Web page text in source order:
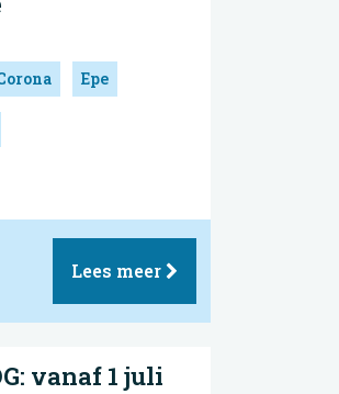
Epe
Lees meer
vanaf 1 juli